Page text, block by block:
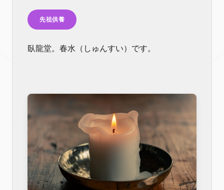
先祖供養
臥龍堂。春水（しゅんすい）です。